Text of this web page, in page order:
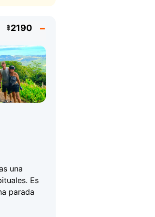
฿2190
una
Es
parada